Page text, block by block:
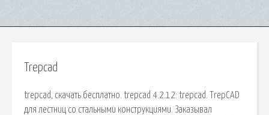
Trepcad
trepcad, скачать бесплатно. trepcad 4.2.12: trepcad. TrepCAD
для лестниц со стальными конструкциями. Заказывал